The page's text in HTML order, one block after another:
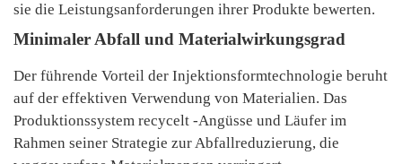
sie die Leistungsanforderungen ihrer Produkte bewerten.
Minimaler Abfall und Materialwirkungsgrad
Der führende Vorteil der Injektionsformtechnologie beruht
auf der effektiven Verwendung von Materialien. Das
Produktionssystem recycelt -Angüsse und Läufer im
Rahmen seiner Strategie zur Abfallreduzierung, die